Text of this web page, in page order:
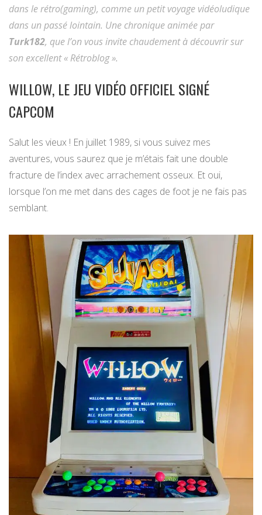
dans le rétro(gaming), comme un petit voyage vidéoludique
dans un passé lointain. Une chronique animée par
Turk182, que l’on vous invite chaudement à découvrir sur
son excellent « Rétroblog ».
WILLOW, LE JEU VIDÉO OFFICIEL SIGNÉ
CAPCOM
Salut les vieux ! En juillet 1989, si vous suivez mes
aventures, vous saurez que je m’étais fait une double
fracture de l’index avec arrachement osseux. Et oui,
lorsque l’on me met dans des cages de foot je ne fais pas
semblant.